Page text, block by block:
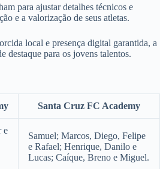
para ajustar detalhes técnicos e
e a valorização de seus atletas.
local e presença digital garantida, a
destaque para os jovens talentos.
Santa Cruz FC Academy
e
Samuel; Marcos, Diego, Felipe
e Rafael; Henrique, Danilo e
Lucas; Caíque, Breno e Miguel.